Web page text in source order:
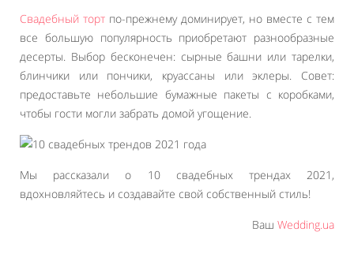
Свадебный торт по-прежнему доминирует, но вместе с тем
все большую популярность приобретают разнообразные
десерты. Выбор бесконечен: сырные башни или тарелки,
блинчики или пончики, круассаны или эклеры. Совет:
предоставьте небольшие бумажные пакеты с коробками,
чтобы гости могли забрать домой угощение.
Мы рассказали о 10 свадебных трендах 2021,
вдохновляйтесь и создавайте свой собственный стиль!
Ваш Wedding.ua